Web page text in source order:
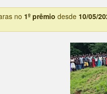
no 1º prêmio desde 10/05/